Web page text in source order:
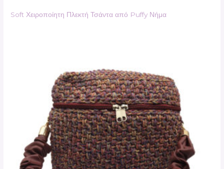
Soft Χειροποίητη Πλεκτή Τσάντα από Puffy Νήμα